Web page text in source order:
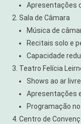
Apresentações
Sala de Câmara
Música de
Recitais solo e
Capacidade
Teatro Felícia
Shows ao ar livre
Apresentações
Programação
Centro de